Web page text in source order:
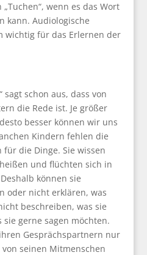
wenn es das Wort
kann. Audiologische
wichtig für das Erlernen der
sagt schon aus, dass von
die Rede ist. Je größer
besser können wir uns
Kindern fehlen die
die Dinge. Sie wissen
und flüchten sich in
können sie
oder nicht erklären, was
beschreiben, was sie
gerne sagen möchten.
Gesprächspartnern nur
seinen Mitmenschen